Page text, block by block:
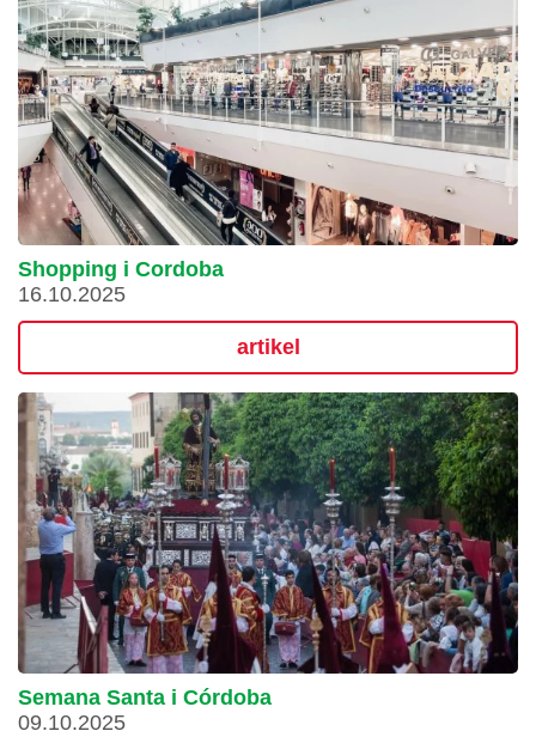
Shopping i Cordoba
16.10.2025
artikel
Semana Santa i Córdoba
09.10.2025